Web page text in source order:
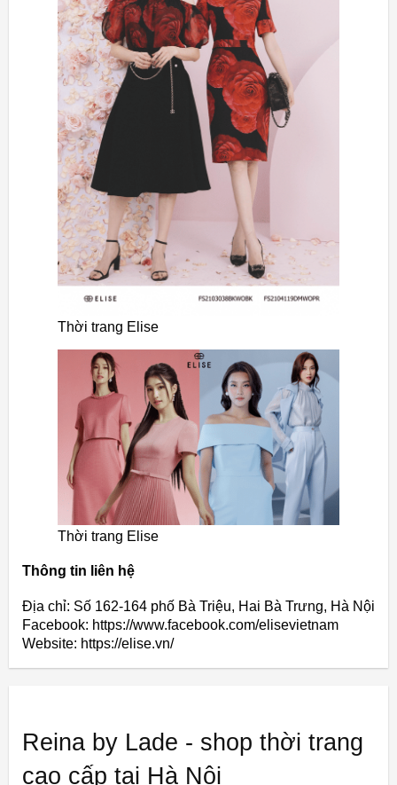
Thời trang Elise
Thời trang Elise
Thông tin liên hệ
Địa chỉ: Số 162-164 phố Bà Triệu, Hai Bà Trưng, Hà Nội
Facebook: https://www.facebook.com/elisevietnam
Website: https://elise.vn/
Reina by Lade - shop thời trang
cao cấp tại Hà Nội